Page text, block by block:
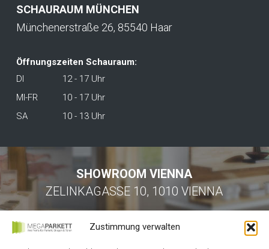
Zustimmung verwalten
SCHAURAUM MÜNCHEN
Münchenerstraße 26, 85540 Haar
Öffnungszeiten Schauraum:
DI
12 - 17 Uhr
MI-FR
10 - 17 Uhr
SA
10 - 13 Uhr
SHOWROOM VIENNA
ZELINKAGASSE 10, 1010 VIENNA